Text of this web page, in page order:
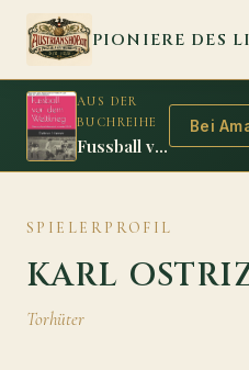
Zum Inhalt springen
PIONIERE DES
AUS DER
BUCHREIHE
Fussball vor dem Weltkrieg
Bei
SPIELERPROFIL
KARL
Torhüter